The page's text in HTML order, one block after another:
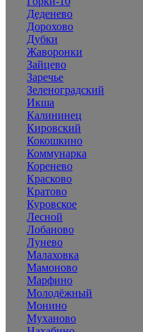
Деденево
Дорохово
Дубки
Жаворонки
Зайцево
Заречье
Зеленоградский
Икша
Калининец
Кировский
Кокошкино
Коммунарка
Коренево
Красково
Кратово
Куровское
Лесной
Лобаново
Лунево
Малаховка
Мамоново
Марфино
Молодёжный
Монино
Муханово